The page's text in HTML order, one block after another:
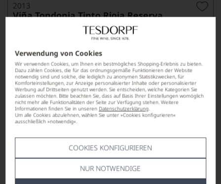
Verwendung von Cookies
Wir verwenden Cookies, um Ihnen ein bestmögliches Shopping-Erlebnis zu bieten.
Dazu zählen Cookies, die für das ordnungsgemäße Funktionieren der Website
notwendig sind und solche, die lediglich zu anonymen Statistikzwecken, für
Komforteinstellungen, zur Anzeige personalisierter Inhalte oder personalisierter
Werbung auf Drittseiten genutzt werden. Sie entscheiden, welche Kategorien Sie
zulassen möchten. Bitte beachten Sie, dass auf Basis Ihrer Einstellungen womöglich
nicht mehr alle Funktionalitäten der Seite zur Verfügung stehen. Weitere
Informationen finden Sie in unseren Datenschutzerklärung.
Um alle Cookies abzulehnen, wählen Sie unter »Cookies konfigurieren«
ausschließlich »notwendig«.
COOKIES KONFIGURIEREN
NUR NOTWENDIGE
2013
Viña Tondonia Tinto Rioja Reserva
€43,90
pro Flasche (0.75l),
Lebensmittel­angaben